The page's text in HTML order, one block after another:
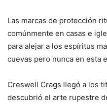
Las marcas de protección
comúnmente en casas e
para alejar a los espíritus
cuevas pero nunca en esta
Creswell Crags llegó a los
descubrió el arte rupestre